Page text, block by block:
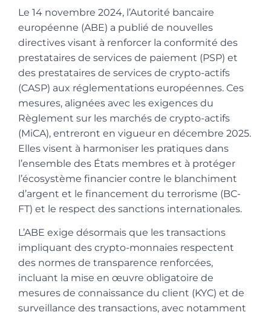
Le 14 novembre 2024, l’Autorité bancaire
européenne (ABE) a publié de nouvelles
directives visant à renforcer la conformité des
prestataires de services de paiement (PSP) et
des prestataires de services de crypto-actifs
(CASP) aux réglementations européennes. Ces
mesures, alignées avec les exigences du
Règlement sur les marchés de crypto-actifs
(MiCA), entreront en vigueur en décembre 2025.
Elles visent à harmoniser les pratiques dans
l’ensemble des États membres et à protéger
l’écosystème financier contre le blanchiment
d’argent et le financement du terrorisme (BC-
FT) et le respect des sanctions internationales.
L’ABE exige désormais que les transactions
impliquant des crypto-monnaies respectent
des normes de transparence renforcées,
incluant la mise en œuvre obligatoire de
mesures de connaissance du client (KYC) et de
surveillance des transactions, avec notamment